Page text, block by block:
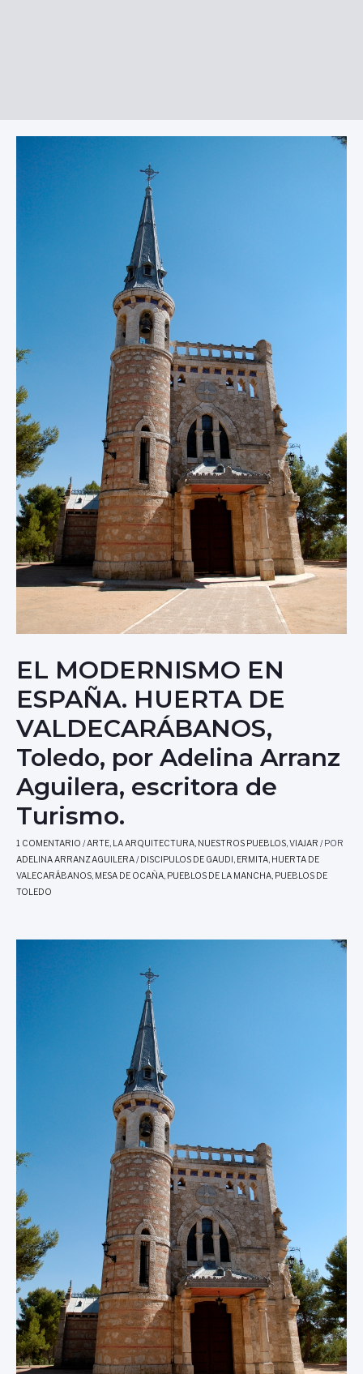
EL MODERNISMO EN
ESPAÑA. HUERTA DE
VALDECARÁBANOS,
Toledo, por Adelina Arranz
Aguilera, escritora de
Turismo.
1 COMENTARIO /ARTE, LA ARQUITECTURA, NUESTROS PUEBLOS,VIAJAR / POR
ADELINA ARRANZ AGUILERA/DISCIPULOS DE GAUDI, ERMITA, HUERTA DE
VALECARÁBANOS, MESA DE OCAÑA, PUEBLOS DE LA MANCHA, PUEBLOS DE
TOLEDO